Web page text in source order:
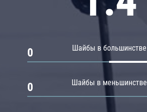
Шайбы в большинстве
0
Шайбы в меньшинстве
0